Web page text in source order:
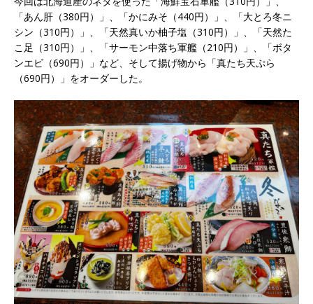
「あん肝（380円）」、「かにみそ（440円）」、「大とろ冬ニ
シン（310円）」、「天然真いか柚子塩（310円）」、「天然た
こ足（310円）」、「サーモン中落ち軍艦（210円）」、「ボタ
ンエビ（690円）」など、そして揚げ物から「真たち天ぷら
（690円）」をオーダーした。